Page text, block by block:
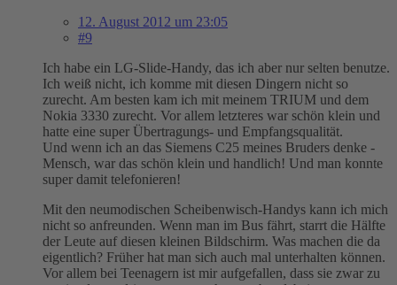
12. August 2012 um 23:05
#9
Ich habe ein LG-Slide-Handy, das ich aber nur selten benutze.
Ich weiß nicht, ich komme mit diesen Dingern nicht so
zurecht. Am besten kam ich mit meinem TRIUM und dem
Nokia 3330 zurecht. Vor allem letzteres war schön klein und
hatte eine super Übertragungs- und Empfangsqualität.
Und wenn ich an das Siemens C25 meines Bruders denke -
Mensch, war das schön klein und handlich! Und man konnte
super damit telefonieren!
Mit den neumodischen Scheibenwisch-Handys kann ich mich
nicht so anfreunden. Wenn man im Bus fährt, starrt die Hälfte
der Leute auf diesen kleinen Bildschirm. Was machen die da
eigentlich? Früher hat man sich auch mal unterhalten können.
Vor allem bei Teenagern ist mir aufgefallen, dass sie zwar zu